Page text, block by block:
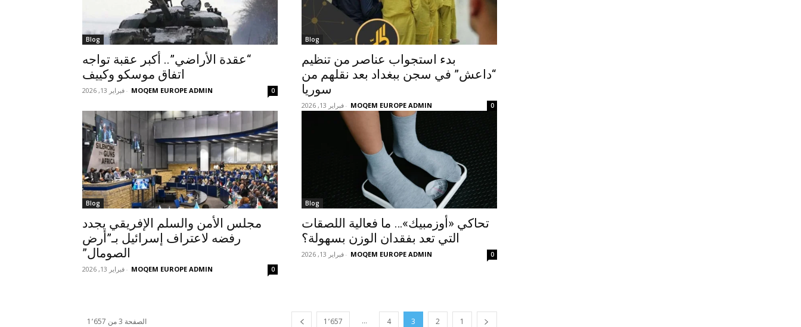
Blog
بدء استجواب عناصر من تنظيم
“داعش” في سجن ببغداد بعد نقلهم من
سوريا
MOQEM EUROPE ADMIN
- فبراير 13, 2026 0
Blog
“عقدة الأراضي”.. أكبر عقبة تواجه
اتفاق موسكو وكييف
MOQEM EUROPE ADMIN
- فبراير 13, 2026 0
Blog
تحاكي «أوزمبيك»… ما فعالية اللصقات
التي تعد بفقدان الوزن بسهولة؟
MOQEM EUROPE ADMIN
- فبراير 13, 2026 0
Blog
مجلس الأمن والسلم الإفريقي يجدد
رفضه لاعتراف إسرائيل بـ”أرض
الصومال”
MOQEM EUROPE ADMIN
- فبراير 13, 2026 0
1
2
3
4
... 1٬657 الصفحة 3 من 1٬657